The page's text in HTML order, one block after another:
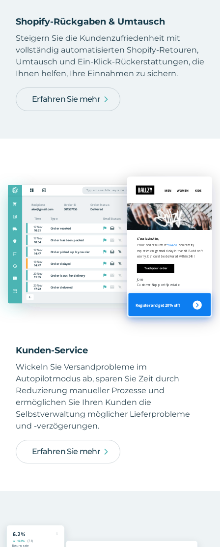
Shopify-Rückgaben & Umtausch
Steigern Sie die Kundenzufriedenheit mit
vollständig automatisierten Shopify-Retouren,
Umtausch und Ein-Klick-Rückerstattungen, die
Ihnen helfen, Ihre Einnahmen zu sichern.
Erfahren Sie mehr
Kunden-Service
Wickeln Sie Versandprobleme im
Autopilotmodus ab, sparen Sie Zeit durch
Reduzierung manueller Prozesse und
ermöglichen Sie Ihren Kunden die
Selbstverwaltung möglicher Lieferprobleme
und -verzögerungen.
Erfahren Sie mehr